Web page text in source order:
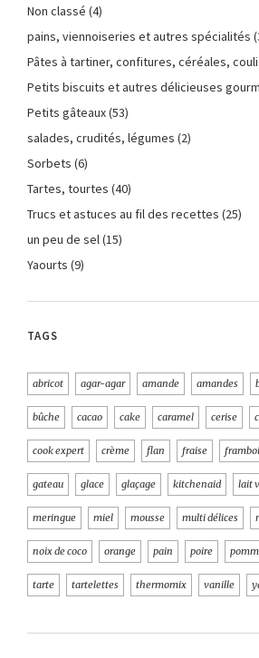
Non classé (4)
pains, viennoiseries et autres spécialités
Pâtes à tartiner, confitures, céréales,
Petits biscuits et autres délicieuses
Petits gâteaux(53)
salades, crudités, légumes (2)
Sorbets (6)
Tartes, tourtes (40)
Trucs et astuces au fil des recettes (25)
un peu de sel(15)
Yaourts (9)
TAGS
abricot agar-agar amande amandes
bûche cacao cake caramel cerise
cook expert crème flan fraise
gateau glace glaçage kitchenaid lait
meringue miel mousse multi délices
noix de coco orange pain poire
tarte tartelettes thermomix vanille